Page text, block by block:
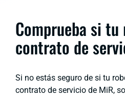
Comprueba si
contrato de
Si no estás seguro de si tu
contrato de servicio de MiR,